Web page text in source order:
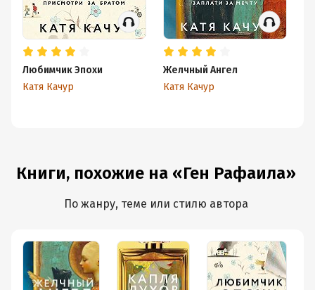
Любимчик Эпохи
Катя Качур
Желчный Ангел
Катя Качур
Книги, похожие на «Ген Рафаила»
По жанру, теме или стилю автора